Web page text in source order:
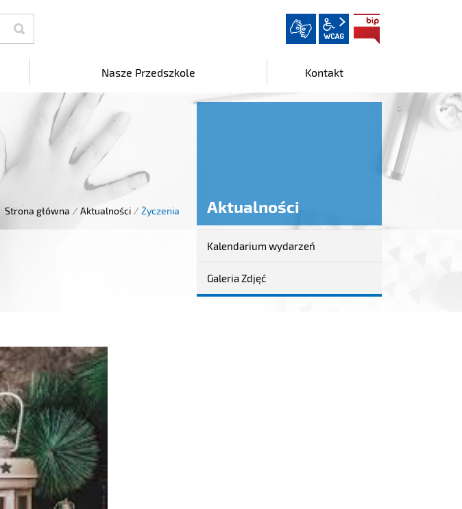
wcag2.1
Nasze Przedszkole Kontakt
Strona główna / Aktualności / Życzenia Aktualności
Kalendarium wydarzeń
Galeria Zdjęć